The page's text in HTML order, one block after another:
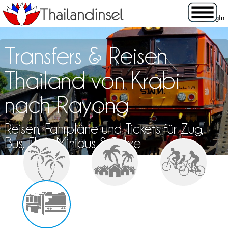
Transfers & Reisen
Thailand von Krabi
nach Rayong
Reisen, Fahrpläne und Tickets für Zug,
Bus, Flug, Minibus & Fähre